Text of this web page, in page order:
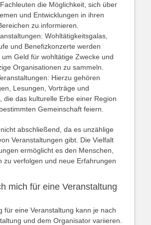
die Möglichkeit, sich über
und Entwicklungen in ihren
zu informieren.
Wohltätigkeitsgalas,
und Benefizkonzerte werden
Geld für wohltätige Zwecke und
Organisationen zu sammeln.
Hierzu gehören
Lesungen, Vorträge und
die das kulturelle Erbe einer Region
Gemeinschaft feiern.
abschließend, da es unzählige
Veranstaltungen gibt. Die Vielfalt
ermöglicht es den Menschen,
zu verfolgen und neue Erfahrungen
mich für eine Veranstaltung
für eine Veranstaltung kann je nach
und dem Organisator variieren.